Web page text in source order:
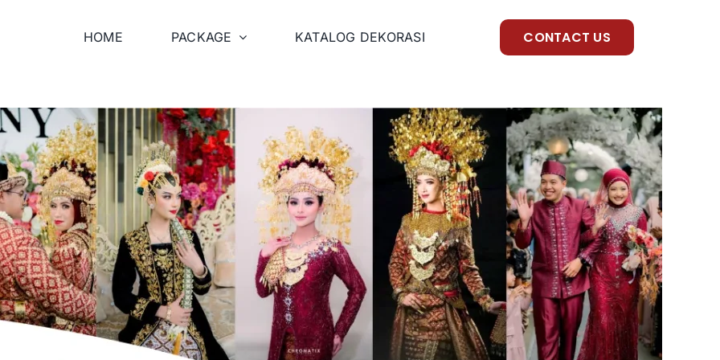
HOME PACKAGE KATALOG DEKORASI CONTACT US